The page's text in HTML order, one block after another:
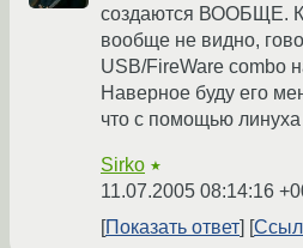
создаются ВООБЩЕ.
вообще не видно,
USB/FireWare combo
Наверное буду его
что с помощью
Sirko ★
11.07.2005 08:14:16
Показать ответ